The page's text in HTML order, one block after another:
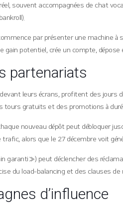
souvent accompagnées de chat
par présenter une machine à
potentiel, crée un compte,
partenariats
leurs écrans, profitent des
gratuits et des promotions à
nouveau dépôt peut débloquer
alors que le 27 décembre voit
») peut déclencher des
du load‑balancing et des clauses
d’influence